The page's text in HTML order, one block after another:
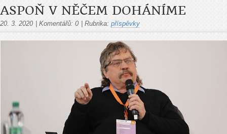
ASPOŇ V NĚČEM DOHÁNÍME
20. 3. 2020 Komentářů: 0 Rubrika: příspěvky